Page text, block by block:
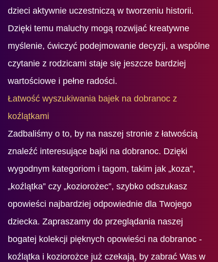
dzieci aktywnie uczestniczą w tworzeniu historii.
Dzięki temu maluchy mogą rozwijać kreatywne
myślenie, ćwiczyć podejmowanie decyzji, a wspólne
czytanie z rodzicami staje się jeszcze bardziej
wartościowe i pełne radości.
Łatwość wyszukiwania bajek na dobranoc z
koźlątkami
Zadbaliśmy o to, by na naszej stronie z łatwością
znaleźć interesujące bajki na dobranoc. Dzięki
wygodnym kategoriom i tagom, takim jak „koza”,
„koźlątka” czy „koziorożec”, szybko odszukasz
opowieści najbardziej odpowiednie dla Twojego
dziecka. Zapraszamy do przeglądania naszej
bogatej kolekcji pięknych opowieści na dobranoc -
koźlątka i koziorożce już czekają, by zabrać Was w